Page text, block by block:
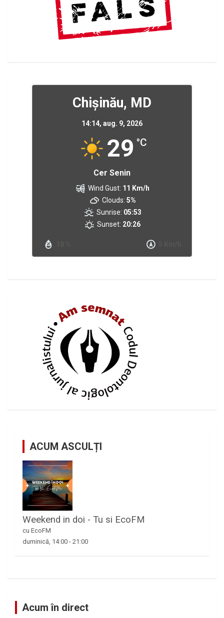
Chișinău, MD
14:14, aug. 9, 2026
29 °C
Cer Senin
Wind Gust: 11 Km/h
Clouds: 5%
Sunrise: 05:53
Sunset: 20:26
ACUM ASCULȚI
Weekend in doi - Tu si EcoFM
cu EcoFM
duminică, 14:00 - 21:00
Acum în direct